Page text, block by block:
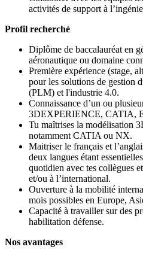
activités de support à
Profil recherché
Diplôme de baccalauréat en
aéronautique ou domaine
Première expérience (stage,
pour les solutions de gestion
(PLM) et l'industrie 4.0.
Connaissance d’un ou
3DEXPERIENCE, CATIA,
Tu maîtrises la modélisation
notamment CATIA ou NX.
Maitriser le français et
deux langues étant
quotidien avec tes collègues
et/ou à l’international.
Ouverture à la mobilité
mois possibles en Europe,
Capacité à travailler sur des
habilitation défense.
Nos avantages